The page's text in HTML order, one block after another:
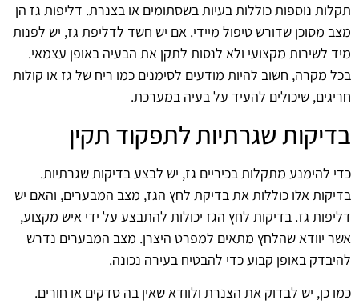
תקלות נוספות כוללות בעיות בשסתומים או בצנרת. דליפות גז הן
מצב מסוכן שדורש טיפול מיידי. אם יש חשד לדליפת גז, יש לפנות
מיד לשירות מקצועי ולא לנסות לתקן את הבעיה באופן עצמאי.
בכל מקרה, חשוב להיות מודעים לסימנים כמו ריח של גז או קולות
חריגים, שיכולים להעיד על בעיה במערכת.
בדיקות שגרתיות לתפקוד תקין
כדי להימנע מתקלות בכיריים גז, יש לבצע בדיקות שגרתיות.
בדיקות אלו כוללות את בדיקת לחץ הגז, מצב המבערים, והאם יש
דליפות גז. בדיקות לחץ הגז יכולות להתבצע על ידי איש מקצוע,
אשר יוודא שהלחץ מתאים למפרט היצרן. מצב המבערים נדרש
להיבדק באופן קבוע כדי להבטיח בעירה נכונה.
כמו כן, יש לבדוק את הצנרת ולוודא שאין בה סדקים או חורים.